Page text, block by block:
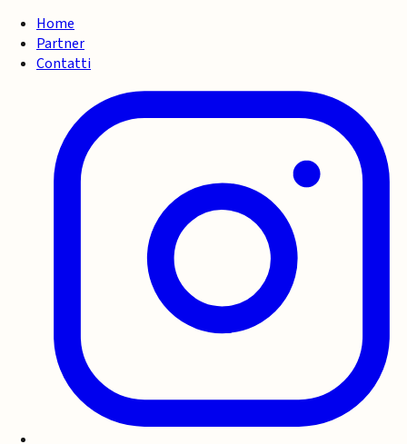
Home
Partner
Contatti